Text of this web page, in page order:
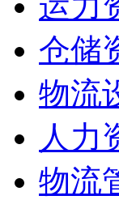
仓储
物流
人力
物流